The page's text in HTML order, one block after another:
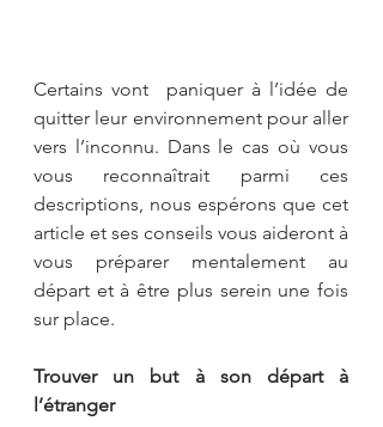
Certains vont  paniquer à l’idée de
quitter leur environnement pour aller
vers l’inconnu. Dans le cas où vous
vous reconnaîtrait parmi ces
descriptions, nous espérons que cet
article et ses conseils vous aideront à
vous préparer mentalement au
départ et à être plus serein une fois
sur place.
Trouver un but à son départ à
l’étranger